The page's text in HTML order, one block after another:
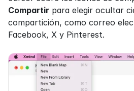
Compartir para elegir ocultar
compartición, como correo
Facebook, X y Pinterest.